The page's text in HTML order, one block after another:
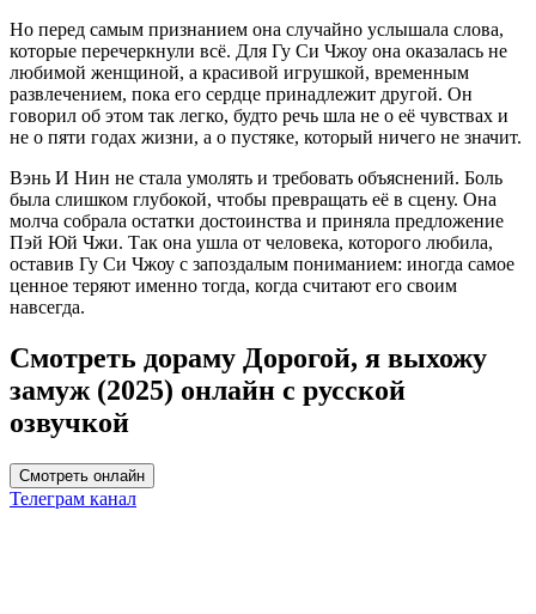
Но перед самым признанием она случайно услышала слова,
которые перечеркнули всё. Для Гу Си Чжоу она оказалась не
любимой женщиной, а красивой игрушкой, временным
развлечением, пока его сердце принадлежит другой. Он
говорил об этом так легко, будто речь шла не о её чувствах и
не о пяти годах жизни, а о пустяке, который ничего не значит.
Вэнь И Нин не стала умолять и требовать объяснений. Боль
была слишком глубокой, чтобы превращать её в сцену. Она
молча собрала остатки достоинства и приняла предложение
Пэй Юй Чжи. Так она ушла от человека, которого любила,
оставив Гу Си Чжоу с запоздалым пониманием: иногда самое
ценное теряют именно тогда, когда считают его своим
навсегда.
Смотреть дораму Дорогой, я выхожу
замуж (2025) онлайн с русской
озвучкой
Смотреть онлайн
Телеграм канал